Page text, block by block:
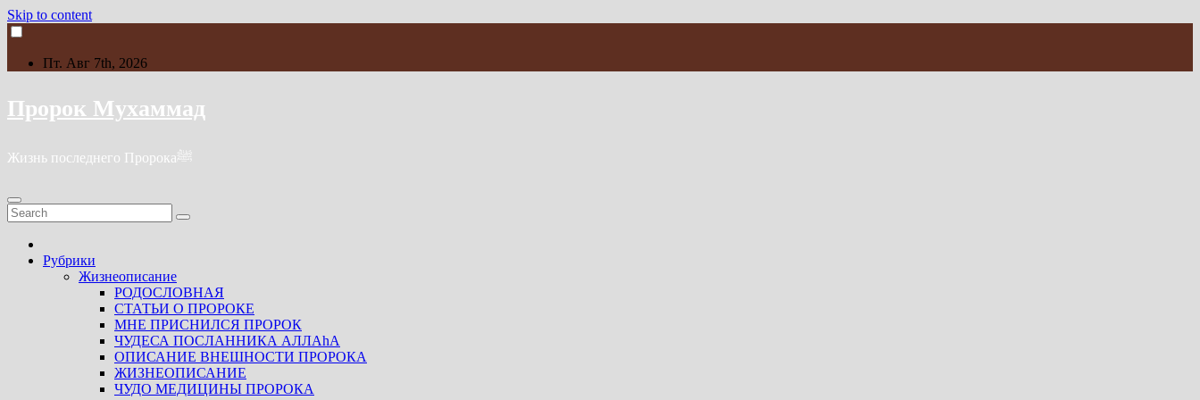
Skip to content
Пт. Авг 7th, 2026
Пророк Мухаммад
Жизнь последнего Пророкаﷺ
Рубрики
Жизнеописание
РОДОСЛОВНАЯ
СТАТЬИ О ПРОРОКЕ
МНЕ ПРИСНИЛСЯ ПРОРОК
ЧУДЕСА ПОСЛАННИКА АЛЛАhА
ОПИСАНИЕ ВНЕШНОСТИ ПРОРОКА
ЖИЗНЕОПИСАНИЕ
ЧУДО МЕДИЦИНЫ ПРОРОКА